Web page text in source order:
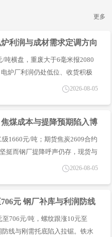
更多
利润与成材需求定调方向
吨横盘，重废大于6毫米报2080
炉厂利润仍处低位、收货积极
升间接利好废钢性价比，但传导
2026-08-05
煤成本与提降预期陷入博
1660元/吨；期货焦炭2609合约
挺而钢厂提降呼声仍存，现货与
焦企吨焦利润被双向挤压，下游
2026-08-05
元 钢厂补库与利润防线
706元/吨，螺纹跟涨10元至
线与刚需托底陷入拉锯。铁水